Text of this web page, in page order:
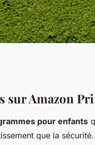
sur Amazon
pour enfants
que la